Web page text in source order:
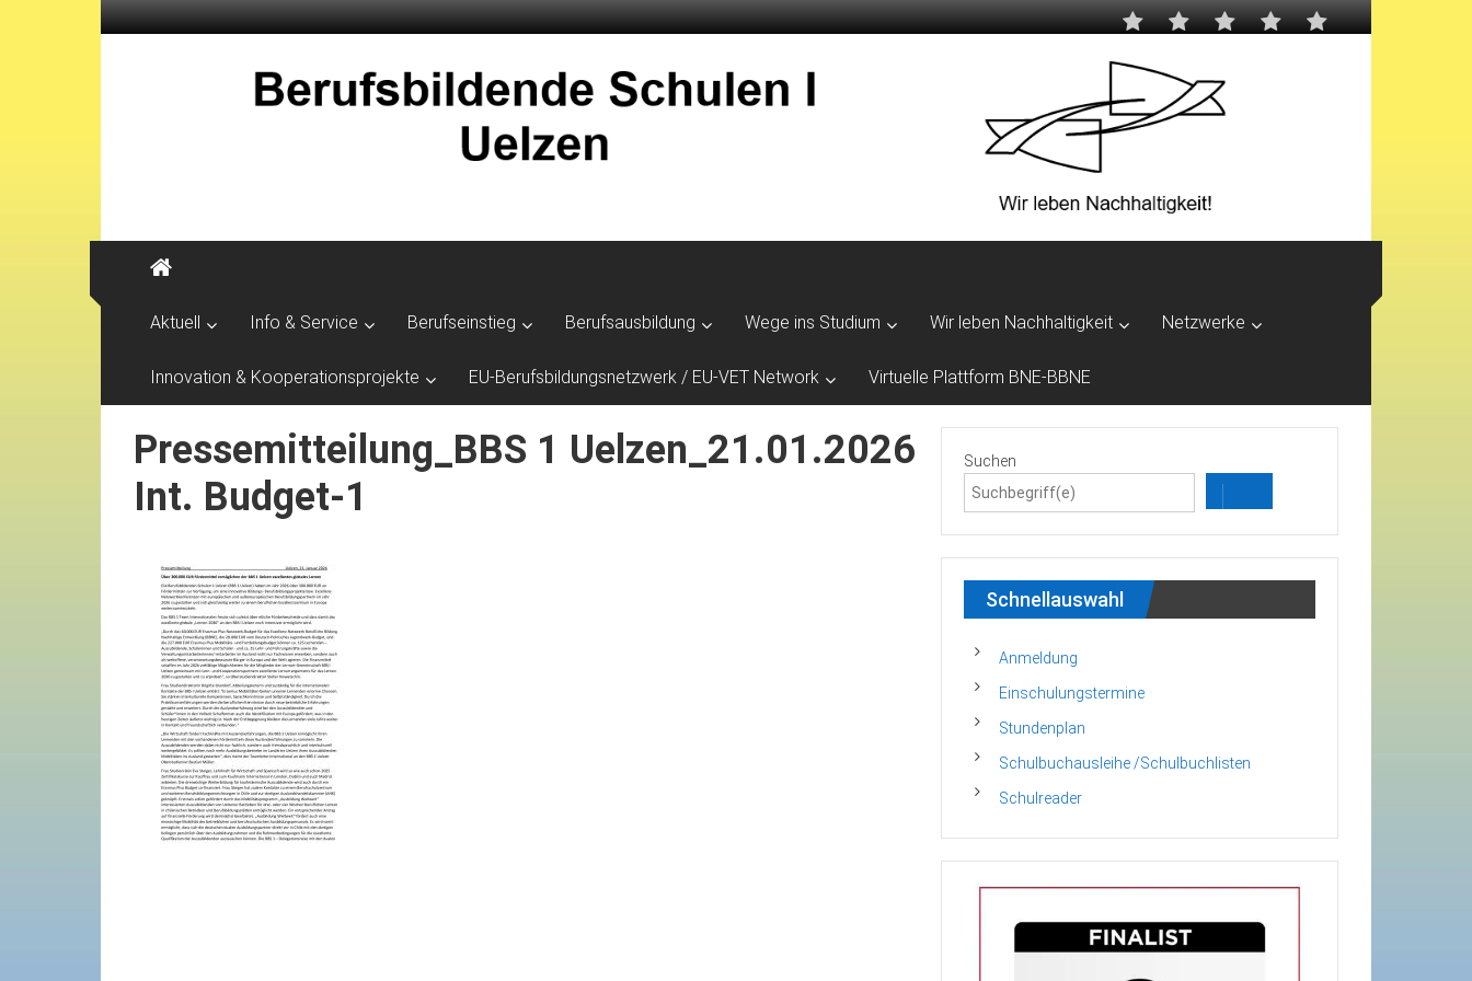
Aktuell Info & Service Berufseinstieg Berufsausbildung Wege ins Studium Wir leben Nachhaltigkeit Netzwerke
Innovation & Kooperationsprojekte EU-Berufsbildungsnetzwerk / EU-VET Network Virtuelle Plattform BNE-BBNE
Pressemitteilung_BBS 1 Uelzen_21.01.2026
Int. Budget-1
Suchen
Schnellauswahl
Anmeldung
Einschulungstermine
Stundenplan
Schulbuchausleihe /Schulbuchlisten
Schulreader